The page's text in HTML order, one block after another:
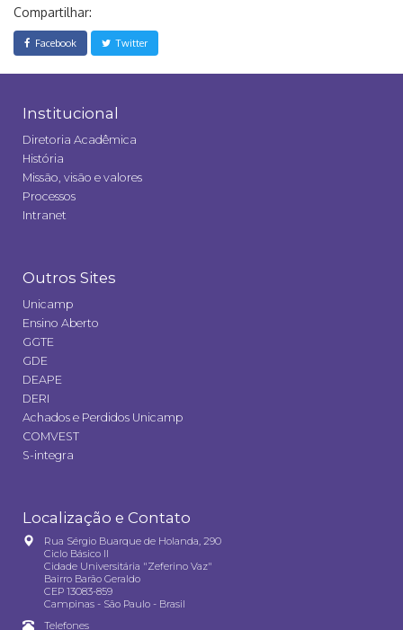
Compartilhar:
Facebook Twitter
Institucional
Diretoria Acadêmica
História
Missão, visão e valores
Processos
Intranet
Outros Sites
Unicamp
Ensino Aberto
GGTE
GDE
DEAPE
DERI
Achados e Perdidos Unicamp
COMVEST
S-integra
Localização e Contato
Rua Sérgio Buarque de Holanda, 290
Ciclo Básico II
Cidade Universitária "Zeferino Vaz"
Bairro Barão Geraldo
CEP 13083-859
Campinas - São Paulo - Brasil
Telefones